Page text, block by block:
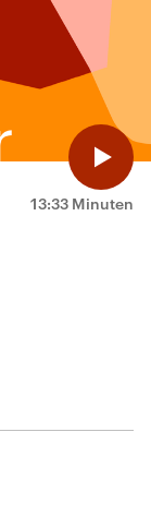
13:33 Minuten